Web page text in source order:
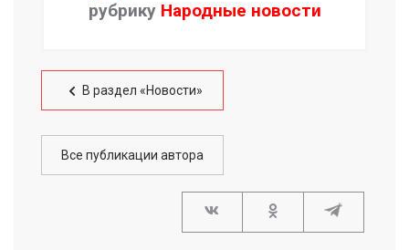
рубрику Народные новости
В раздел «Новости»
Все публикации автора